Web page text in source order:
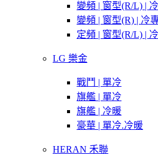
變頻 | 窗型(R/L) |
變頻 | 窗型(R) | 冷
定頻 | 窗型(R/L) |
LG 樂金
戰鬥 | 單冷
旗艦 | 單冷
旗艦 | 冷暖
豪華 | 單冷.冷暖
HERAN 禾聯